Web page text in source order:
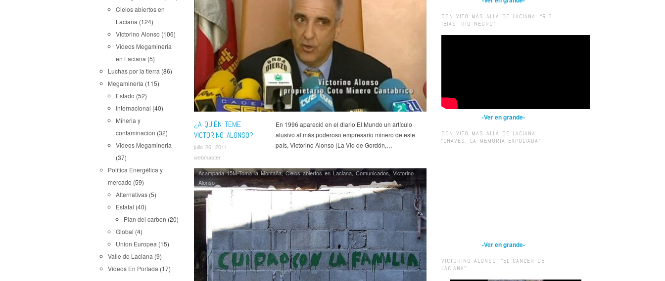
Cielos abiertos en
Laciana (124)
Victorino Alonso (106)
Videos Megamineria
en Laciana (5)
Luchas por la tierra (86)
Megaminería (115)
Estado (52)
Internacional (40)
Mineria y
contaminacion (32)
Videos Megamineria
(37)
Política Energética y
mercado (59)
Alternativas (5)
Estatal (40)
Plan del carbon (20)
Global (4)
Union Europea (15)
Valle de Laciana (9)
Vídeos En Portada (17)
¿A QUIÉN TEME
VICTORINO ALONSO?
julio 26, 2011
webmaster
En 1996 apareció en el diario El Mundo un artículo
alusivo al más poderoso empresario minero de este
país, Victorino Alonso (La Vid de Gordón,…
Acampada 15M-Toma la Montaña,Cielos abiertos en Laciana,Comunicados, Victorino
Alonso
DON VITO MÁS ALLÁ DE LACIANA: “RÍO
IBIAS, RÍO NEGRO”
-Ver en grande-
DON VITO MAS ALLÁ DE LACIANA:
“CHAVES, LA MEMORIA EXPOLIADA”
-Ver en grande-
VICTORINO ALONSO, “EL CÁNCER DE
LACIANA”